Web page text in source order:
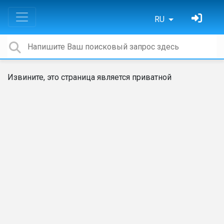
RU
Извините, это страница является приватной